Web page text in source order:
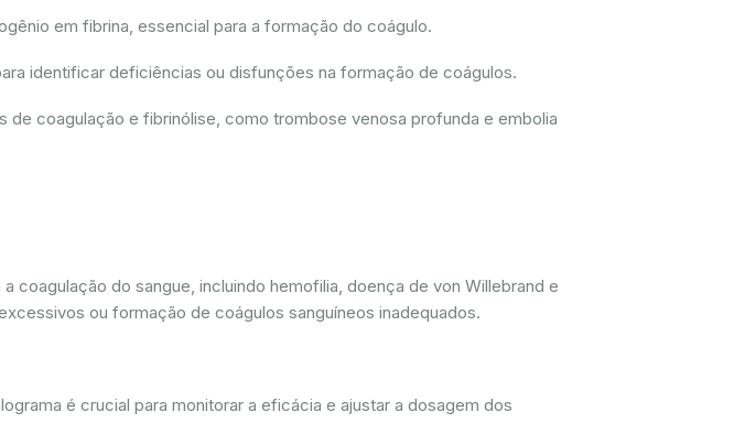
em fibrina, essencial para a formação do coágulo.
identificar deficiências ou disfunções na formação de coágulos.
coagulação e fibrinólise, como trombose venosa profunda e embolia
do sangue, incluindo hemofilia, doença de von Willebrand e
ou formação de coágulos sanguíneos inadequados.
é crucial para monitorar a eficácia e ajustar a dosagem dos